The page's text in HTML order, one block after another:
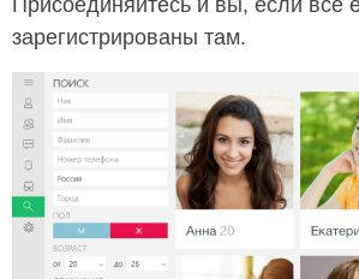
Присоединяйтесь и вы, если все
зарегистрированы там.